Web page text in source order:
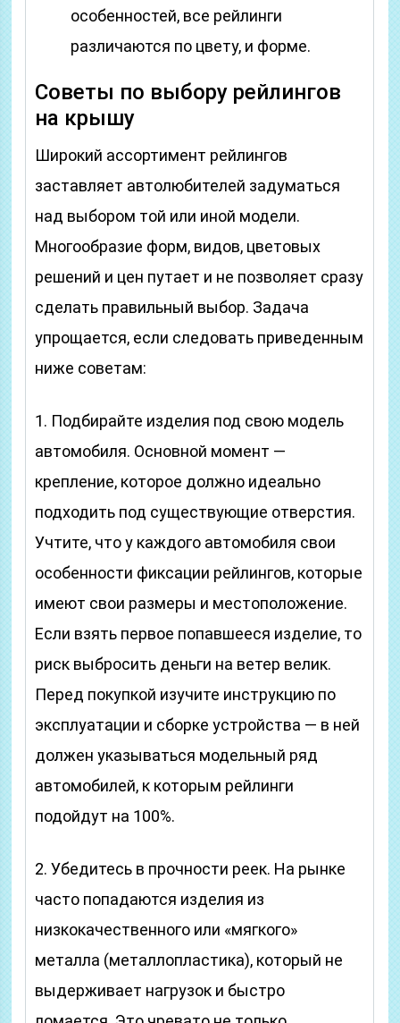
особенностей, все рейлинги
различаются по цвету, и форме.
Советы по выбору рейлингов
на крышу
Широкий ассортимент рейлингов
заставляет автолюбителей задуматься
над выбором той или иной модели.
Многообразие форм, видов, цветовых
решений и цен путает и не позволяет сразу
сделать правильный выбор. Задача
упрощается, если следовать приведенным
ниже советам:
1. Подбирайте изделия под свою модель
автомобиля. Основной момент —
крепление, которое должно идеально
подходить под существующие отверстия.
Учтите, что у каждого автомобиля свои
особенности фиксации рейлингов, которые
имеют свои размеры и местоположение.
Если взять первое попавшееся изделие, то
риск выбросить деньги на ветер велик.
Перед покупкой изучите инструкцию по
эксплуатации и сборке устройства — в ней
должен указываться модельный ряд
автомобилей, к которым рейлинги
подойдут на 100%.
2. Убедитесь в прочности реек. На рынке
часто попадаются изделия из
низкокачественного или «мягкого»
металла (металлопластика), который не
выдерживает нагрузок и быстро